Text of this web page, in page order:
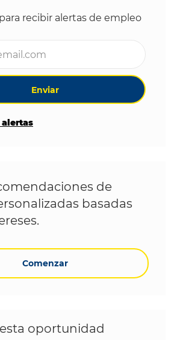
recibir alertas de empleo
de correo electrónico
Enviar
de
basadas
Comenzar
oportunidad